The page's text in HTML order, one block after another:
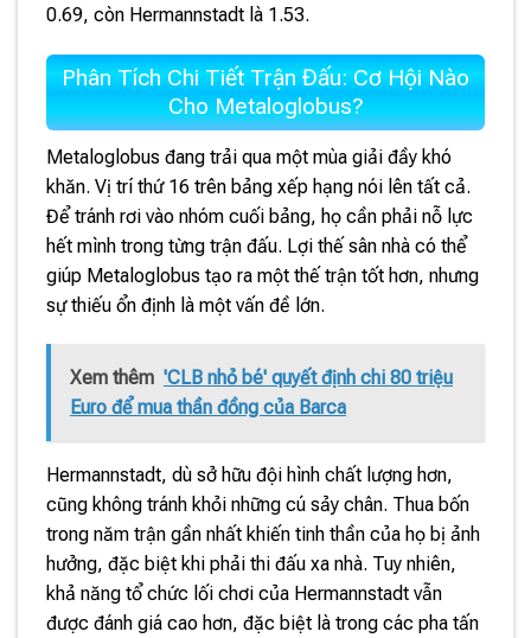
0.69, còn Hermannstadt là 1.53.
Phân Tích Chi Tiết Trận Đấu: Cơ Hội Nào
Cho Metaloglobus?
Metaloglobus đang trải qua một mùa giải đầy khó
khăn. Vị trí thứ 16 trên bảng xếp hạng nói lên tất cả.
Để tránh rơi vào nhóm cuối bảng, họ cần phải nỗ lực
hết mình trong từng trận đấu. Lợi thế sân nhà có thể
giúp Metaloglobus tạo ra một thế trận tốt hơn, nhưng
sự thiếu ổn định là một vấn đề lớn.
Xem thêm 'CLB nhỏ bé' quyết định chi 80 triệu
Euro để mua thần đồng của Barca
Hermannstadt, dù sở hữu đội hình chất lượng hơn,
cũng không tránh khỏi những cú sảy chân. Thua bốn
trong năm trận gần nhất khiến tinh thần của họ bị ảnh
hưởng, đặc biệt khi phải thi đấu xa nhà. Tuy nhiên,
khả năng tổ chức lối chơi của Hermannstadt vẫn
được đánh giá cao hơn, đặc biệt là trong các pha tấn